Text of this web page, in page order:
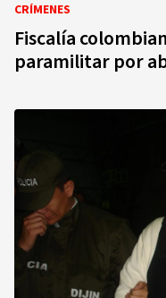
CRÍMENES
Fiscalía
paramilitar por